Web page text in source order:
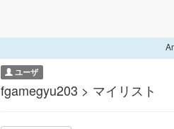
ユーザ
fgamegyu203 > マイリスト